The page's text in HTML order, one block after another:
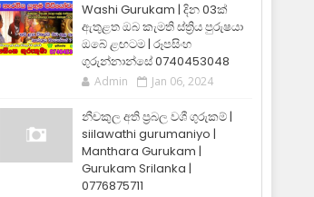
Washi Gurukam | දින 03ක්
ඇතුළත ඔබ කැමති ස්ත්‍රිය පුරුෂයා
ඔබේ ළඟටම | රූපසිංහ
ගුරුන්නාන්සේ 0740453048
Admin Jan 06, 2024
නීචකුල අති ප්‍රබල වශී ගුරුකම් |
siilawathi gurumaniyo |
Manthara Gurukam |
Gurukam Srilanka |
0776875711